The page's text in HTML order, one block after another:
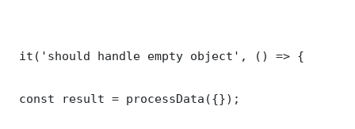
it('should handle empty object', () => {
const result = processData({});